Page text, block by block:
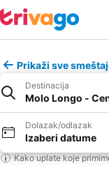
Prikaži sve
Destinacija
Molo Longo -
Dolazak/odlazak
Izaberi datume
Kako uplate koje